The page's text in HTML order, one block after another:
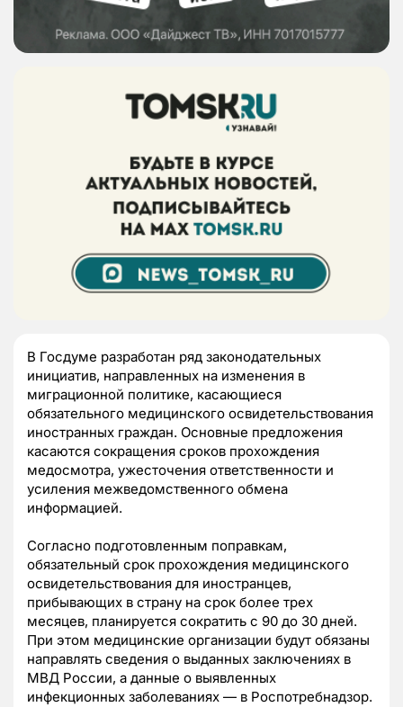
В Госдуме разработан ряд законодательных
инициатив, направленных на изменения в
миграционной политике, касающиеся
обязательного медицинского освидетельствования
иностранных граждан. Основные предложения
касаются сокращения сроков прохождения
медосмотра, ужесточения ответственности и
усиления межведомственного обмена
информацией.
Согласно подготовленным поправкам,
обязательный срок прохождения медицинского
освидетельствования для иностранцев,
прибывающих в страну на срок более трех
месяцев, планируется сократить с 90 до 30 дней.
При этом медицинские организации будут обязаны
направлять сведения о выданных заключениях в
МВД России, а данные о выявленных
инфекционных заболеваниях — в Роспотребнадзор.